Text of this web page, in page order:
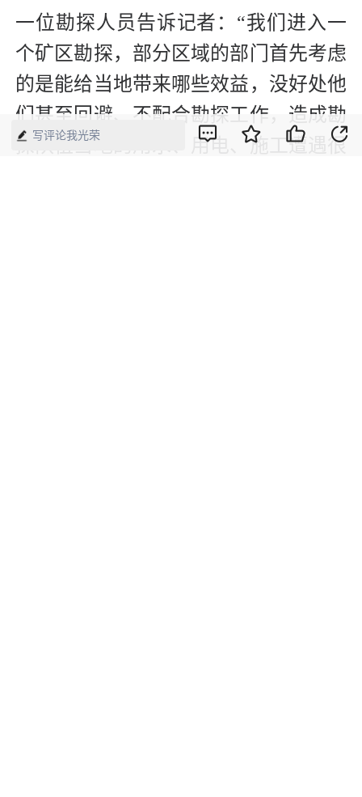
一位勘探人员告诉记者：“我们进入一
个矿区勘探，部分区域的部门首先考虑
的是能给当地带来哪些效益，没好处他
们甚至回避、不配合勘探工作，造成勘
探队伍当地的用水、用电、施工遭遇很
写评论我光荣